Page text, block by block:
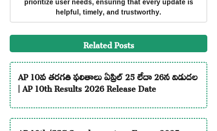
helpful, timely, and trustworthy.
Related Posts
AP 10వ తరగతి ఫలితాలు ఏప్రిల్ 25 లేదా 26న విడుదల
| AP 10th Results 2026 Release Date